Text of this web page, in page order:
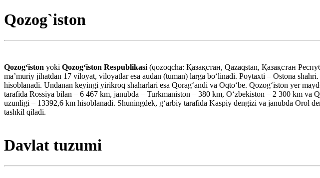
Qozog`iston
Qozogʻiston yoki Qozogʻiston Respublikasi (qozoqcha: Қазақстан, Qazaqstan, Қазақстан
maʼmuriy jihatdan 17 viloyat, viloyatlar esa audan (tuman) larga boʻlinadi. Poytaxti – Ostona
hisoblanadi. Undanan keyingi yirikroq shaharlari esa Qoragʻandi va Oqtoʻbe. Qozogʻiston yer
tarafida Rossiya bilan – 6 467 km, janubda – Turkmaniston – 380 km, Oʻzbekiston – 2 300 km
uzunligi – 13392,6 km hisoblanadi. Shuningdek, gʻarbiy tarafida Kaspiy dengizi va janubda Orol
tashkil qiladi.
Davlat tuzumi